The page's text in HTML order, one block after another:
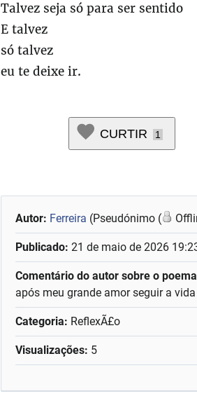
Talvez seja só para ser sentido
E talvez
só talvez
eu te deixe ir.
CURTIR 1
Autor: Ferreira (Pseudónimo (
Publicado:21 de maio de 2026
Comentário do autor sobre o
após meu grande amor seguir a
Categoria: ReflexÃ£o
Visualizações: 5